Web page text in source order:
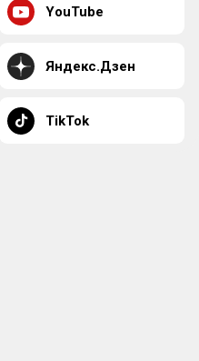
YouTube
Яндекс.Дзен
TikTok